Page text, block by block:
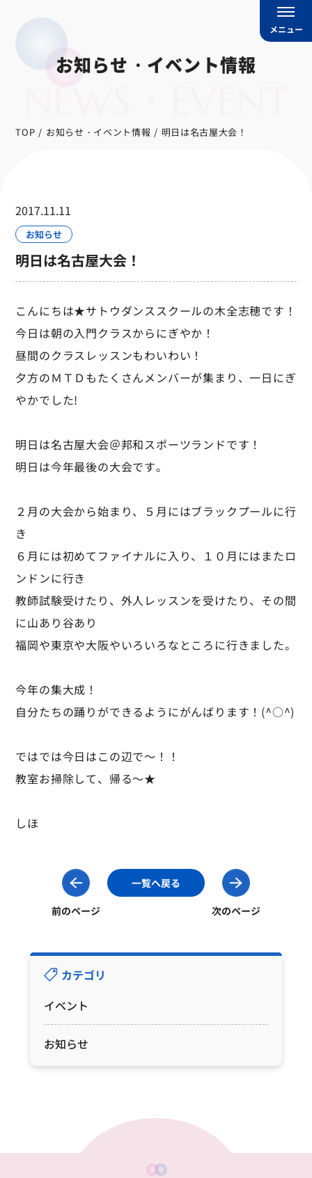
メニュー
お知らせ・イベント情報
TOP お知らせ・イベント情報 明日は名古屋大会！
2017.11.11
お知らせ
明日は名古屋大会！
こんにちは★サトウダンススクールの木全志穂です！
今日は朝の入門クラスからにぎやか！
昼間のクラスレッスンもわいわい！
夕方のＭＴＤもたくさんメンバーが集まり、一日にぎ
やかでした!
明日は名古屋大会＠邦和スポーツランドです！
明日は今年最後の大会です。
２月の大会から始まり、５月にはブラックプールに行
き
６月には初めてファイナルに入り、１０月にはまたロ
ンドンに行き
教師試験受けたり、外人レッスンを受けたり、その間
に山あり谷あり
福岡や東京や大阪やいろいろなところに行きました。
今年の集大成！
自分たちの踊りができるようにがんばります！(^○^)
ではでは今日はこの辺で～！！
教室お掃除して、帰る～★
しほ
前のページ
一覧へ戻る
次のページ
カテゴリ
イベント
お知らせ